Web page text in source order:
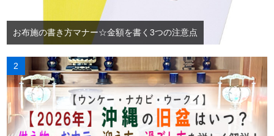
お布施の書き方マナー☆金額を書く3つの注意点